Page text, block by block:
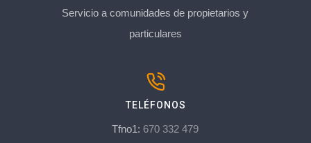
Servicio a comunidades de propietarios y
particulares
TELÉFONOS
Tfno1: 670 332 479